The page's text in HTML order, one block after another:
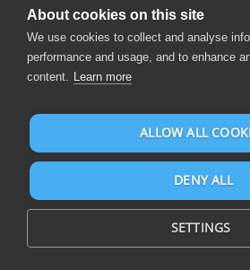
ワークエ
Azureデー
タファクト
リ
Tableau
About cookies on this site
We use cookies to collect and analyse
performance and usage, and to enhance
content. Learn more
ALLOW ALL
DENY ALL
SETTINGS